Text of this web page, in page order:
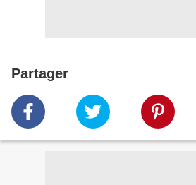
Partager